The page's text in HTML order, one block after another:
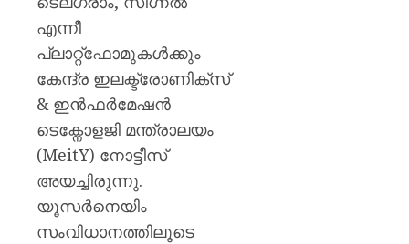
എന്നീ
പ്ലാറ്റ്ഫോമുകൾക്കും
കേന്ദ്ര ഇലക്ട്രോണിക്സ്
& ഇൻഫർമേഷൻ
ടെക്നോളജി മന്ത്രാലയം
(MeitY) നോട്ടീസ്
അയച്ചിരുന്നു.
യൂസർനെയിം
സംവിധാനത്തിലൂടെ